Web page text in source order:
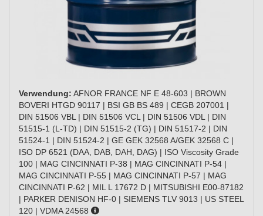
Verwendung: AFNOR FRANCE NF E 48-603 | BROWN
BOVERI HTGD 90117 | BSI GB BS 489 | CEGB 207001 |
DIN 51506 VBL | DIN 51506 VCL | DIN 51506 VDL | DIN
51515-1 (L-TD) | DIN 51515-2 (TG) | DIN 51517-2 | DIN
51524-1 | DIN 51524-2 | GE GEK 32568 A/GEK 32568 C |
ISO DP 6521 (DAA, DAB, DAH, DAG) | ISO Viscosity Grade
100 | MAG CINCINNATI P-38 | MAG CINCINNATI P-54 |
MAG CINCINNATI P-55 | MAG CINCINNATI P-57 | MAG
CINCINNATI P-62 | MIL L 17672 D | MITSUBISHI E00-87182
| PARKER DENISON HF-0 | SIEMENS TLV 9013 | US STEEL
120 | VDMA 24568